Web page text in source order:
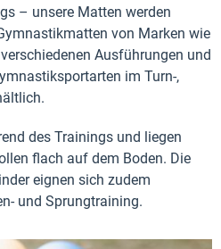
– unsere Matten werden
von Marken wie
Ausführungen und
im Turn-,
des Trainings und liegen
flach auf dem Boden. Die
eignen sich zudem
und Sprungtraining.